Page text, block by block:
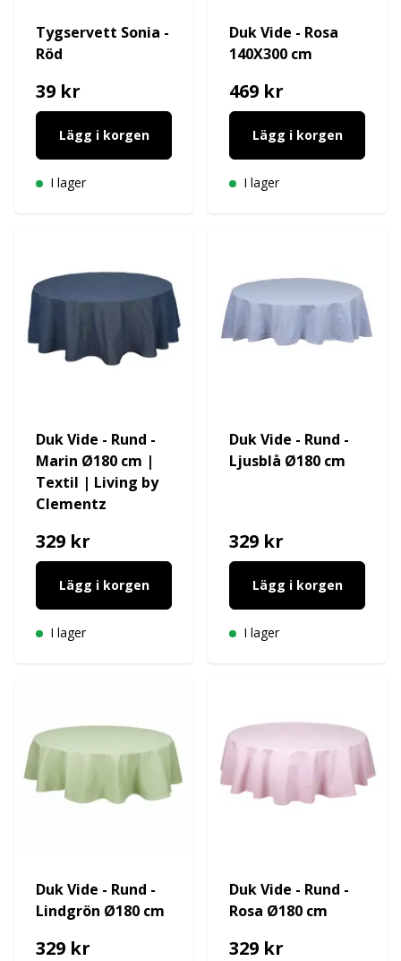
Tygservett Sonia -
Röd
39 kr
Lägg i korgen
I lager
Duk Vide - Rosa
140X300 cm
469 kr
Lägg i korgen
I lager
Duk Vide - Rund -
Marin Ø180 cm |
Textil | Living by
Clementz
329 kr
Lägg i korgen
I lager
Duk Vide - Rund -
Ljusblå Ø180 cm
329 kr
Lägg i korgen
I lager
Duk Vide - Rund -
Lindgrön Ø180 cm
329 kr
Duk Vide - Rund -
Rosa Ø180 cm
329 kr